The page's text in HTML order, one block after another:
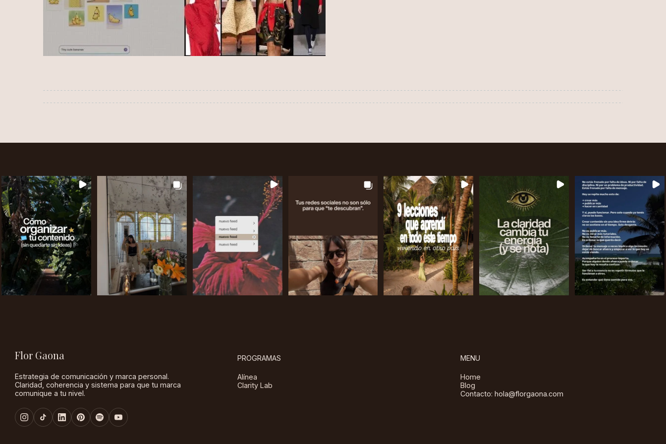
Flor Gaona
Estrategia de comunicación y marca personal.
Claridad, coherencia y sistema para que tu marca
comunique a tu nivel.
PROGRAMAS
Alínea
Clarity Lab
MENU
Home
Blog
Contacto: hola@florgaona.com